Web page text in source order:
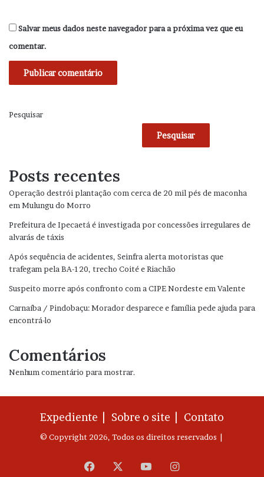
Salvar meus dados neste navegador para a próxima vez que eu
comentar.
Pesquisar
Pesquisar
Posts recentes
Operação destrói plantação com cerca de 20 mil pés de maconha
em Mulungu do Morro
Prefeitura de Ipecaetá é investigada por concessões irregulares de
alvarás de táxis
Após sequência de acidentes, Seinfra alerta motoristas que
trafegam pela BA-120, trecho Coité e Riachão
Suspeito morre após confronto com a CIPE Nordeste em Valente
Carnaíba / Pindobaçu: Morador desparece e família pede ajuda para
encontrá-lo
Comentários
Nenhum comentário para mostrar.
Expediente | Sobre o site | Contato
© Copyright 2026, Todos os direitos reservados |
Facebook YouTubeInstagram